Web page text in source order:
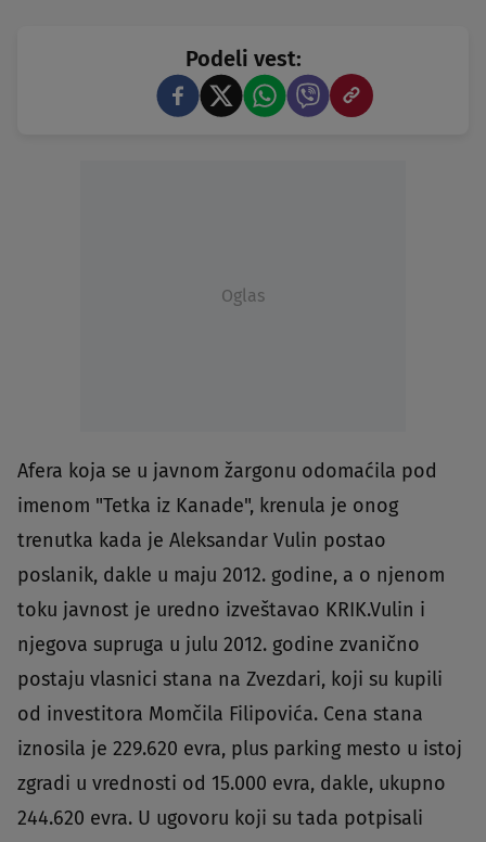
Podeli vest:
Oglas
Afera koja se u javnom žargonu odomaćila pod
imenom "Tetka iz Kanade", krenula je onog
trenutka kada je Aleksandar Vulin postao
poslanik, dakle u maju 2012. godine, a o njenom
toku javnost je uredno izveštavao KRIK.Vulin i
njegova supruga u julu 2012. godine zvanično
postaju vlasnici stana na Zvezdari, koji su kupili
od investitora Momčila Filipovića. Cena stana
iznosila je 229.620 evra, plus parking mesto u istoj
zgradi u vrednosti od 15.000 evra, dakle, ukupno
244.620 evra. U ugovoru koji su tada potpisali